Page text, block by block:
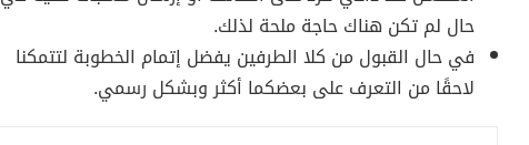
حال لم تكن هناك حاجة ملحة لذلك.
في حال القبول من كلا الطرفين يفضل إتمام الخطوبة لتتمكنا
لاحقًا من التعرف على بعضكما أكثر وبشكل رسمي.